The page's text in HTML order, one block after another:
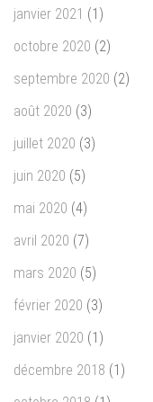
janvier 2021 (1)
octobre 2020 (2)
septembre 2020 (2)
août 2020 (3)
juillet 2020 (3)
juin 2020 (5)
mai 2020 (4)
avril 2020 (7)
mars 2020 (5)
février 2020 (3)
janvier 2020 (1)
décembre 2018 (1)